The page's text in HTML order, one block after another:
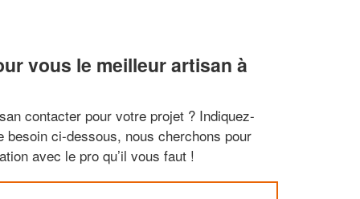
vous le meilleur artisan à
contacter pour votre projet ? Indiquez-
besoin ci-dessous, nous cherchons pour
avec le pro qu’il vous faut !